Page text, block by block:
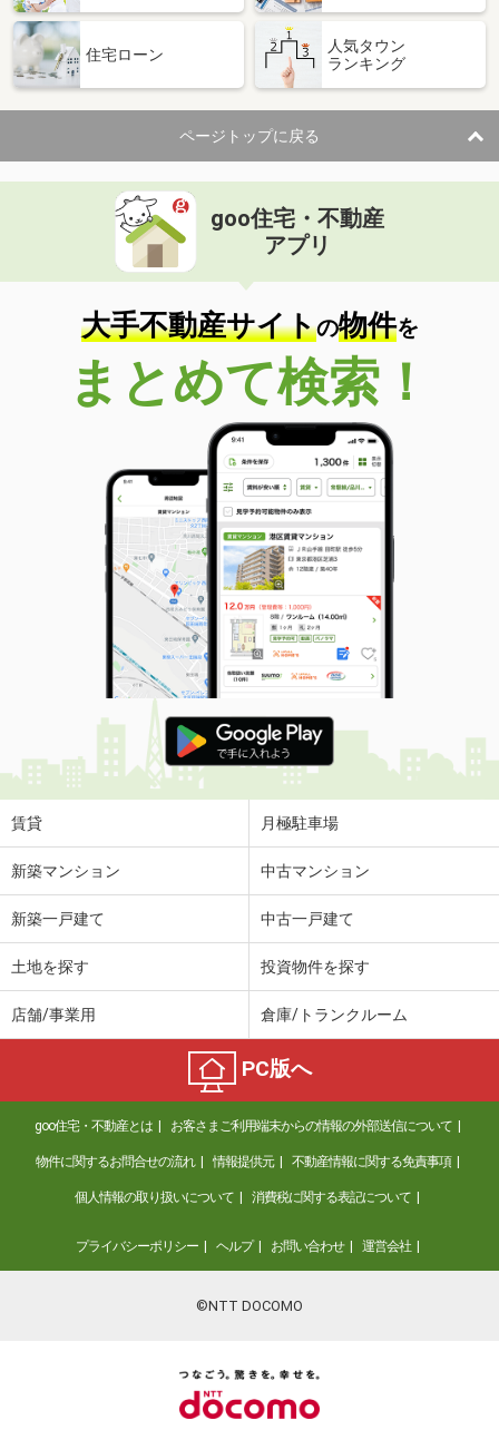
住宅ローン
人気タウン
ランキング
ページトップに戻る
goo住宅・不動産
アプリ
大手不動産サイトの物件を
まとめて検索！
賃貸 月極駐車場
新築マンション 中古マンション
新築一戸建て 中古一戸建て
土地を探す 投資物件を探す
店舗/事業用 倉庫/トランクルーム
PC版へ
goo住宅・不動産とは お客さまご利用端末からの情報の外部送信について
物件に関するお問合せの流れ 情報提供元 不動産情報に関する免責事項
個人情報の取り扱いについて 消費税に関する表記について
プライバシーポリシー ヘルプ お問い合わせ 運営会社
©NTT DOCOMO